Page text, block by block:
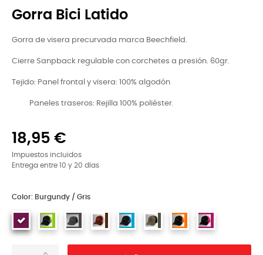
Gorra Bici Latido
Gorra de visera precurvada marca Beechfield.
Cierre Sanpback regulable con corchetes a presión. 60gr.
Tejido: Panel frontal y visera: 100% algodón
Paneles traseros: Rejilla 100% poliéster.
18,95 €
Impuestos incluidos
Entrega entre 10 y 20 días
Color: Burgundy / Gris